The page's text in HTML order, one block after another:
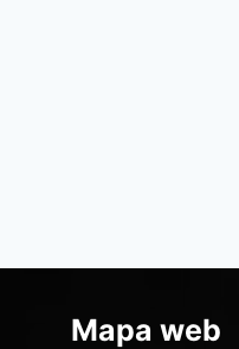
Mapa web